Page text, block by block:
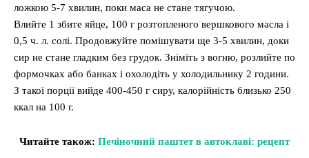
ложкою 5-7 хвилин, поки маса не стане тягучою.
Влийте 1 збите яйце, 100 г розтопленого вершкового масла і
0,5 ч. л. солі. Продовжуйте помішувати ще 3-5 хвилин, доки
сир не стане гладким без грудок. Зніміть з вогню, розлийте по
формочках або банках і охолодіть у холодильнику 2 години.
З такої порції вийде 400-450 г сиру, калорійність близько 250
ккал на 100 г.
Читайте також: Печіночний паштет в автоклаві: рецепт